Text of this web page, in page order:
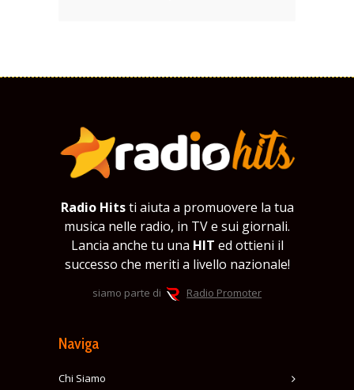
Radio Hitsti aiuta a promuovere la tua
musica nelle radio, in TV e sui giornali.
Lancia anche tu una HIT ed ottieni il
successo che meriti a livello nazionale!
siamo parte di Radio Promoter
Naviga
Chi Siamo